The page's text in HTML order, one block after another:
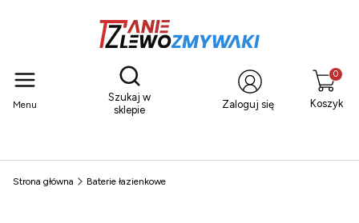
Menu
Otwórz wyszukiwarkę
Szukaj w
sklepie
Zaloguj się Koszyk
Strona główna Baterie łazienkowe